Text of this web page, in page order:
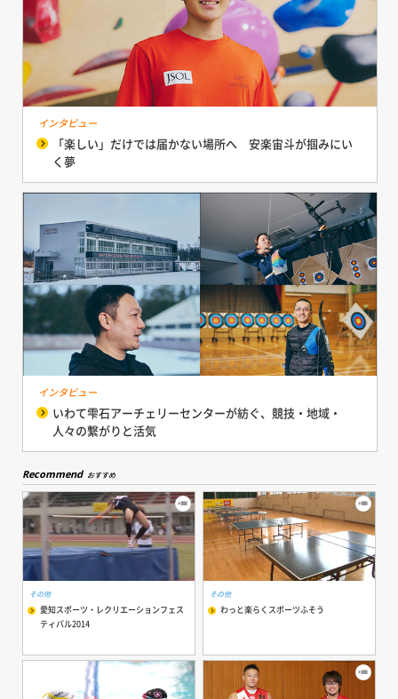
インタビュー
「楽しい」だけでは届かない場所へ 安楽宙斗が掴みにい
く夢
インタビュー
いわて雫石アーチェリーセンターが紡ぐ、競技・地域・
人々の繋がりと活気
Recommend おすすめ
その他
愛知スポーツ・レクリエーションフェス
ティバル2014
その他
わっと楽らくスポーツふそう